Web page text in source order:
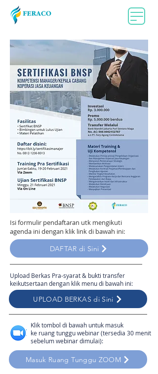
Isi formulir pendaftaran utk mengikuti
agenda ini dengan klik link di bawah ini:
DAFTAR di Sini
Upload Berkas Pra-syarat & bukti transfer
keikutsertaan dengan klik menu di bawah ini:
UPLOAD BERKAS di Sini
Klik tombol di bawah untuk masuk
ke ruang tunggu webinar (tersedia 30 menit
sebelum webinar dimulai):
Masuk Ruang Tunggu ZOOM